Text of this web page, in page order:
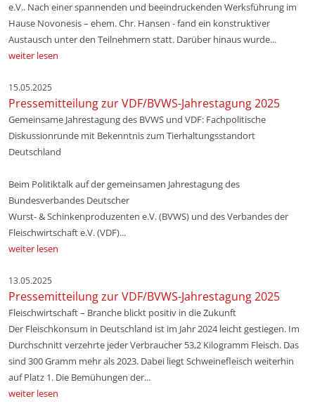
e.V.. Nach einer spannenden und beeindruckenden Werksführung im
Hause Novonesis – ehem. Chr. Hansen - fand ein konstruktiver
Austausch unter den Teilnehmern statt. Darüber hinaus wurde...
weiter lesen
15.05.2025
Pressemitteilung zur VDF/BVWS-Jahrestagung 2025
Gemeinsame Jahrestagung des BVWS und VDF: Fachpolitische
Diskussionrunde mit Bekenntnis zum Tierhaltungsstandort
Deutschland
Beim Politiktalk auf der gemeinsamen Jahrestagung des
Bundesverbandes Deutscher
Wurst- & Schinkenproduzenten e.V. (BVWS) und des Verbandes der
Fleischwirtschaft e.V. (VDF)...
weiter lesen
13.05.2025
Pressemitteilung zur VDF/BVWS-Jahrestagung 2025
Fleischwirtschaft – Branche blickt positiv in die Zukunft
Der Fleischkonsum in Deutschland ist im Jahr 2024 leicht gestiegen. Im
Durchschnitt verzehrte jeder Verbraucher 53,2 Kilogramm Fleisch. Das
sind 300 Gramm mehr als 2023. Dabei liegt Schweinefleisch weiterhin
auf Platz 1. Die Bemühungen der...
weiter lesen